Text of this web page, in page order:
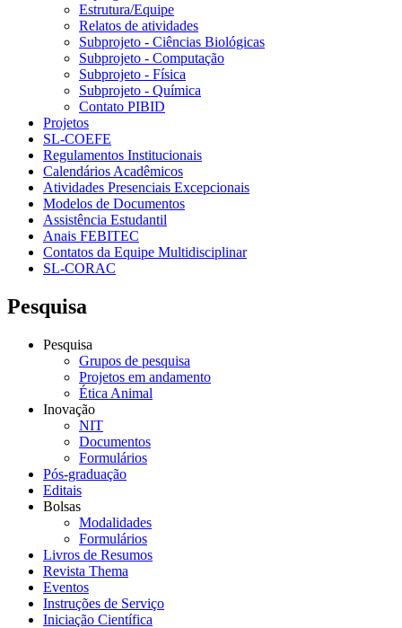
Estrutura/Equipe
Relatos de atividades
Subprojeto - Ciências Biológicas
Subprojeto - Computação
Subprojeto - Física
Subprojeto - Química
Contato PIBID
Projetos
SL-COEFE
Regulamentos Institucionais
Calendários Acadêmicos
Atividades Presenciais Excepcionais
Modelos de Documentos
Assistência Estudantil
Anais FEBITEC
Contatos da Equipe Multidisciplinar
SL-CORAC
Pesquisa
Pesquisa
Grupos de pesquisa
Projetos em andamento
Ética Animal
Inovação
NIT
Documentos
Formulários
Pós-graduação
Editais
Bolsas
Modalidades
Formulários
Livros de Resumos
Revista Thema
Eventos
Instruções de Serviço
Iniciação Científica